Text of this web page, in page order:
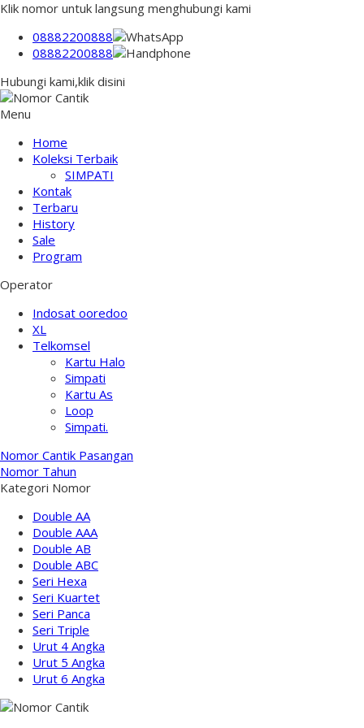
Klik nomor untuk langsung menghubungi kami
08882200888
08882200888
Hubungi kami,klik disini
Menu
Home
Koleksi Terbaik
SIMPATI
Kontak
Terbaru
History
Sale
Program
Operator
Indosat ooredoo
XL
Telkomsel
Kartu Halo
Simpati
Kartu As
Loop
Simpati.
Nomor Cantik Pasangan
Nomor Tahun
Kategori Nomor
Double AA
Double AAA
Double AB
Double ABC
Seri Hexa
Seri Kuartet
Seri Panca
Seri Triple
Urut 4 Angka
Urut 5 Angka
Urut 6 Angka